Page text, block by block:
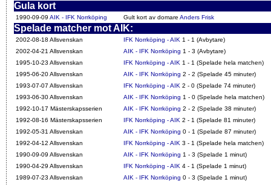
Gula kort
1990-09-09 AIK - IFK Norrköping Gult kort av domare Anders Frisk
Spelade matcher mot AIK:
2002-08-18 Allsvenskan IFK Norrköping - AIK 1 - 1 (Avbytare)
2002-04-21 Allsvenskan
AIK - IFK Norrköping 1 - 3 (Avbytare)
1995-10-23 Allsvenskan
IFK Norrköping - AIK 1 - 1 (Spelade hela matchen)
1995-06-20 Allsvenskan
AIK - IFK Norrköping 2 - 2 (Spelade 45 minuter)
1993-07-07 Allsvenskan
IFK Norrköping - AIK 2 - 0 (Spelade 74 minuter)
1993-06-30 Allsvenskan
AIK - IFK Norrköping 1 - 0 (Spelade hela matchen)
1992-10-17 Mästerskapsserien
AIK - IFK Norrköping 2 - 2 (Spelade 38 minuter)
1992-08-16 Mästerskapsserien
IFK Norrköping - AIK 2 - 1 (Spelade 81 minuter)
1992-05-31 Allsvenskan
AIK - IFK Norrköping 0 - 1 (Spelade 87 minuter)
1992-04-12 Allsvenskan
IFK Norrköping - AIK 3 - 1 (Spelade hela matchen)
1990-09-09 Allsvenskan
AIK - IFK Norrköping 1 - 3 (Spelade 1 minut)
1990-04-29 Allsvenskan
IFK Norrköping - AIK 4 - 1 (Spelade 1 minut)
1989-07-23 Allsvenskan
AIK - IFK Norrköping 0 - 3 (Spelade 1 minut)